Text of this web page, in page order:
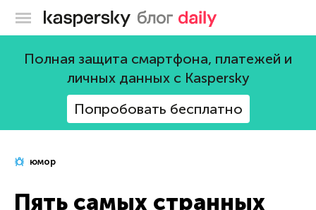
Блог Касперского
Полная защита смартфона, платежей и
личных данных с Kaspersky
Попробовать бесплатно
юмор
Пять самых странных